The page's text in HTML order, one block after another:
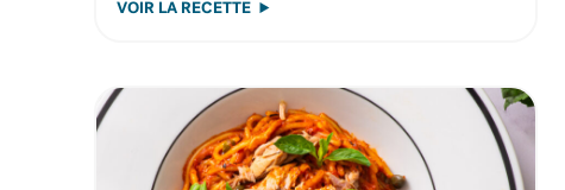
VOIR LA RECETTE